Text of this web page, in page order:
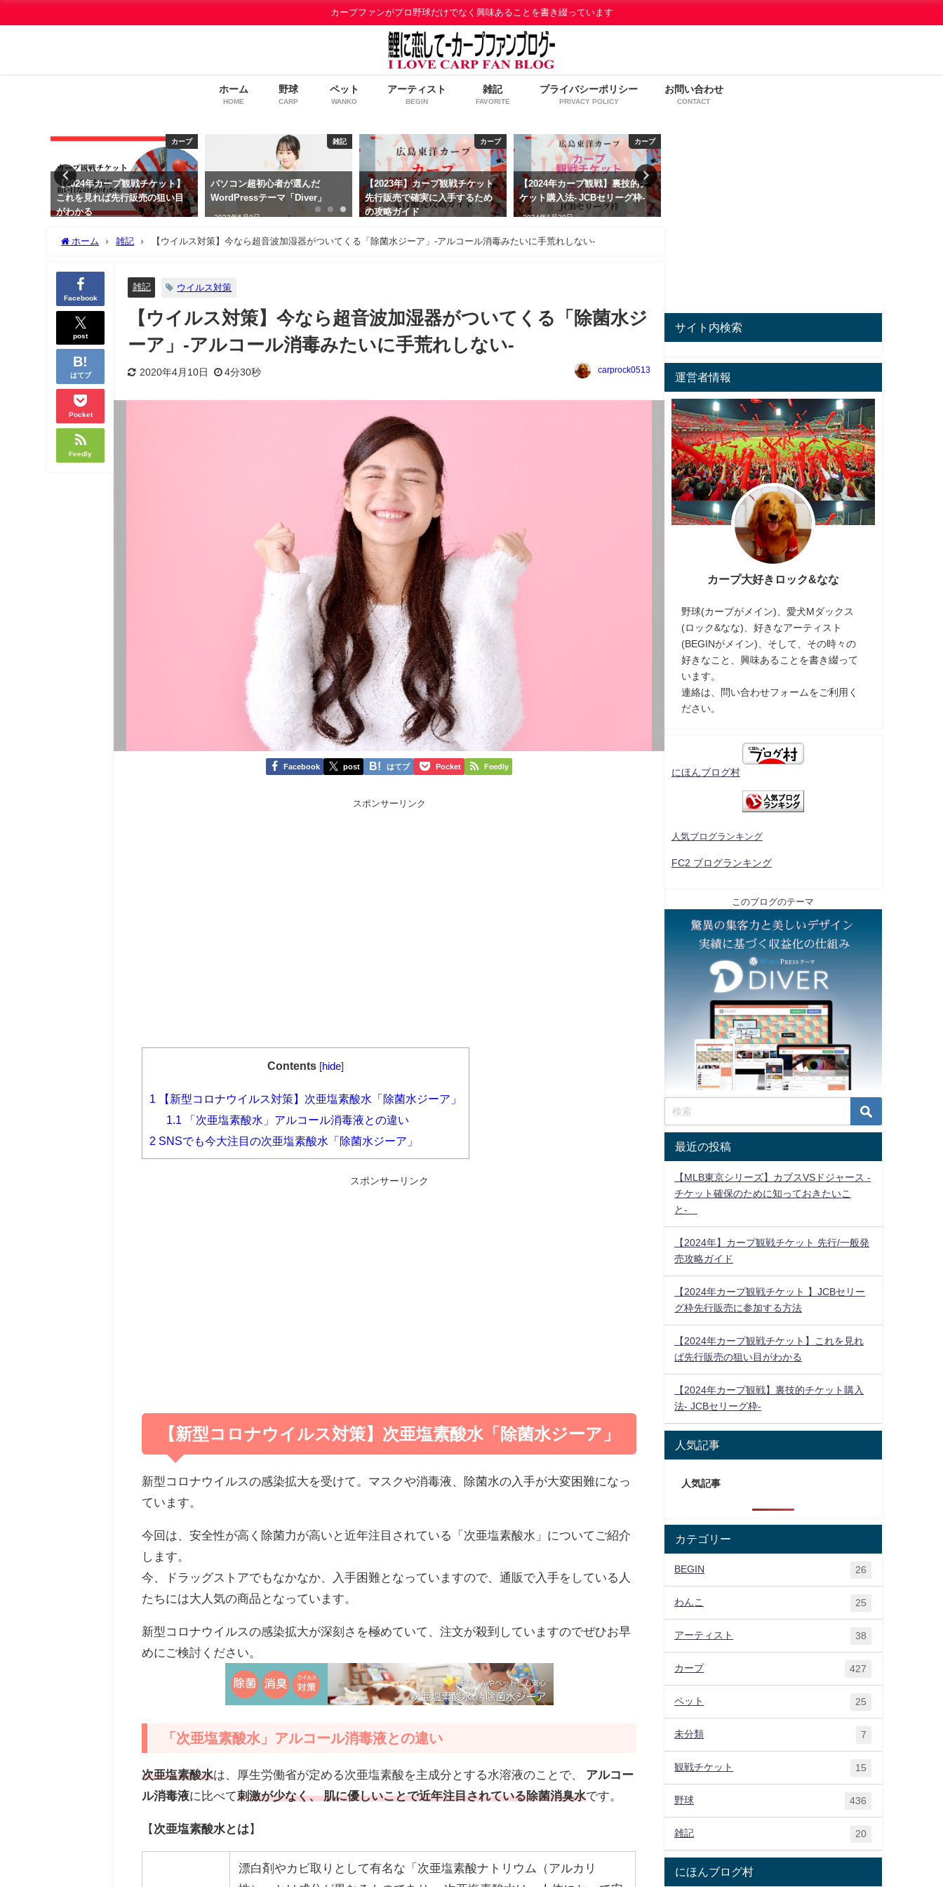
カープファンがプロ野球だけでなく興味あることを書き綴っています
ホーム
HOME
野球
CARP
ペット
WANKO
アーティスト
BEGIN
雑記
FAVORITE
プライバシーポリシー
PRIVACY POLICY
お問い合わせ
CONTACT
カープ
【2024年カープ観戦チケット】
これを見れば先行販売の狙い目
がわかる
雑記
パソコン超初心者が選んだ
WordPressテーマ「Diver」
2023年5月9日
カープ
【2023年】カープ観戦チケット
先行販売で確実に入手するため
の攻略ガイド
カープ
【2024年カープ観戦】裏技的チ
ケット購入法- JCBセリーグ枠-
2024年1月20日
ホーム 雑記 【ウイルス対策】今なら超音波加湿器がついてくる「除菌水ジーア」-アルコール消毒みたいに手荒れしない-
Facebook
post
はてブ
Pocket
Feedly
雑記 ウイルス対策
【ウイルス対策】今なら超音波加湿器がついてくる「除菌水ジ
ーア」-アルコール消毒みたいに手荒れしない-
2020年4月10日 4分30秒 carprock0513
Facebook post はてブ Pocket Feedly
スポンサーリンク
Contents hide
1 【新型コロナウイルス対策】次亜塩素酸水「除菌水ジーア」
1.1 「次亜塩素酸水」アルコール消毒液との違い
2 SNSでも今大注目の次亜塩素酸水「除菌水ジーア」
スポンサーリンク
【新型コロナウイルス対策】次亜塩素酸水「除菌水ジーア」
新型コロナウイルスの感染拡大を受けて。マスクや消毒液、除菌水の入手が大変困難になっ
ています。
今回は、安全性が高く除菌力が高いと近年注目されている「次亜塩素酸水」についてご紹介
します。
今、ドラッグストアでもなかなか、入手困難となっていますので、通販で入手をしている人
たちには大人気の商品となっています。
新型コロナウイルスの感染拡大が深刻さを極めていて、注文が殺到していますのでぜひお早
めにご検討ください。
「次亜塩素酸水」アルコール消毒液との違い
次亜塩素酸水は、厚生労働省が定める次亜塩素酸を主成分とする水溶液のことで、 アルコー
ル消毒液に比べて刺激が少なく、 肌に優しいことで近年注目されている除菌消臭水です。
【 次亜塩素酸水とは 】
漂白剤やカビ取りとして有名な「次亜塩素酸ナトリウム（アルカリ
サイト内検索
運営者情報
カープ大好きロック&なな
野球(カープがメイン)、愛犬Mダックス
(ロック&なな)、好きなアーティスト
(BEGINがメイン)、そして、その時々の
好きなこと、興味あることを書き綴って
います。
連絡は、問い合わせフォームをご利用く
ださい。
にほんブログ村
人気ブログランキング
FC2 ブログランキング
このブログのテーマ
最近の投稿
【MLB東京シリーズ】カブスVSドジャース -
チケット確保のために知っておきたいこ
と-
【2024年】カープ観戦チケット 先行/一般発
売攻略ガイド
【2024年カープ観戦チケット 】JCBセリー
グ枠先行販売に参加する方法
【2024年カープ観戦チケット】これを見れ
ば先行販売の狙い目がわかる
【2024年カープ観戦】裏技的チケット購入
法- JCBセリーグ枠-
人気記事
人気記事
カテゴリー
BEGIN 26
わんこ 25
アーティスト 38
カープ 427
ペット 25
未分類 7
観戦チケット 15
野球 436
雑記 20
にほんブログ村